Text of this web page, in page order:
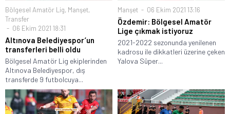
Bölgesel Amatör Lig, Manşet,
Transfer
06 Ekim 2021 18:31
Altınova Belediyespor’un
transferleri belli oldu
Bölgesel Amatör Lig ekiplerinden
Altınova Belediyespor, dış
transferde 9 futbolcuya...
Manşet 06 Ekim 2021 13:16
Özdemir: Bölgesel Amatör
Lige çıkmak istiyoruz
2021-2022 sezonunda yenilenen
kadrosu ile dikkatleri üzerine çeken
Yalova Süper...